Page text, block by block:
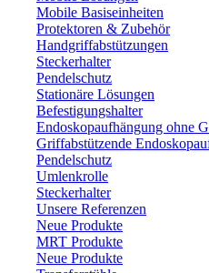
Mobile Basiseinheiten
Protektoren & Zubehör
Handgriffabstützungen
Steckerhalter
Pendelschutz
Stationäre Lösungen
Befestigungshalter
Endoskopaufhängung ohne
Griffabstützende
Pendelschutz
Umlenkrolle
Steckerhalter
Unsere Referenzen
Neue Produkte
MRT Produkte
Neue Produkte